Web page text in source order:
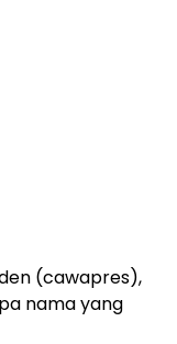
(cawapres),
nama yang